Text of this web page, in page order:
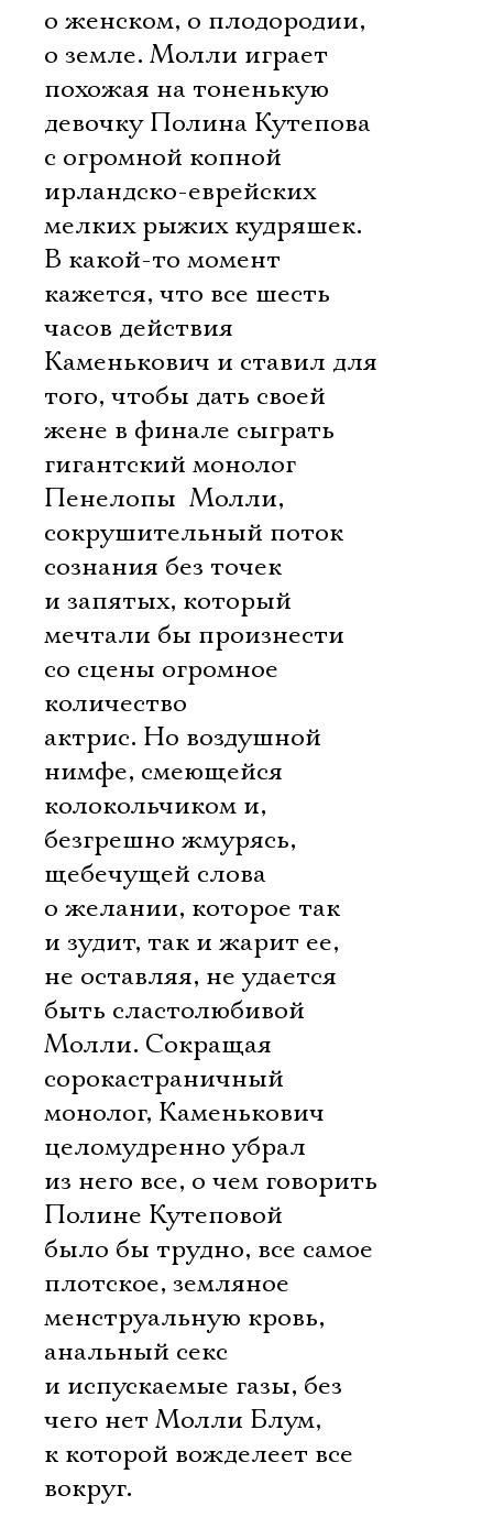
о женском, о плодородии,
о земле. Молли играет
похожая на тоненькую
девочку Полина Кутепова
с огромной копной
ирландско-еврейских
мелких рыжих кудряшек.
В какой-то момент
кажется, что все шесть
часов действия
Каменькович и ставил для
того, чтобы дать своей
жене в финале сыграть
гигантский монолог
Пенелопы  Молли,
сокрушительный поток
сознания без точек
и запятых, который
мечтали бы произнести
со сцены огромное
количество
актрис. Но воздушной
нимфе, смеющейся
колокольчиком и,
безгрешно жмурясь,
щебечущей слова
о желании, которое так
и зудит, так и жарит ее,
не оставляя, не удается
быть сластолюбивой
Молли. Сокращая
сорокастраничный
монолог, Каменькович
целомудренно убрал
из него все, о чем говорить
Полине Кутеповой
было бы трудно, все самое
плотское, земляное 
менструальную кровь,
анальный секс
и испускаемые газы, без
чего нет Молли Блум,
к которой вожделеет все
вокруг.